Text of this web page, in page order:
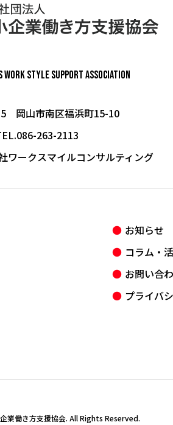
Work StyleSupport Association
岡山市南区福浜町15-10
263-2113
ワークスマイルコンサルティング
お知らせ
コラム・
お問い合
プライバ
業働き方支援協会. All Rights Reserved.